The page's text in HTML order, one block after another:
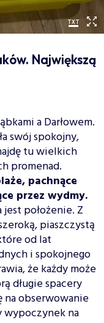
Największą
a Darłowem.
swój spokojny,
tu wielkich
promenad.
pachnące
przez wydmy.
położenie. Z
piaszczystą
od lat
i spokojnego
że każdy może
długie spacery
na obserwowanie
wypoczynek na